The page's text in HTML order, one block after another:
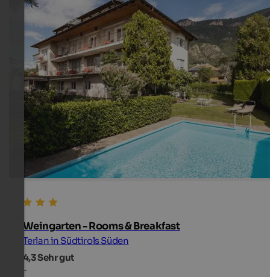
Weingarten - Rooms & Breakfast
Terlan in Südtirols Süden
4,3Sehr gut
-